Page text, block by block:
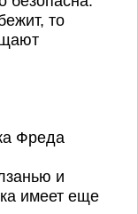
то
Фреда
и
имеет еще